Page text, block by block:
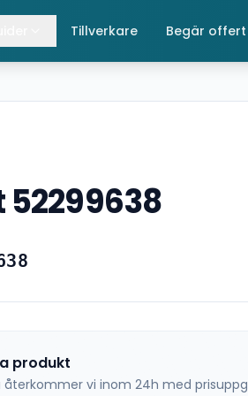
Tillverkare Begär offert
produkt
återkommer vi inom 24h med